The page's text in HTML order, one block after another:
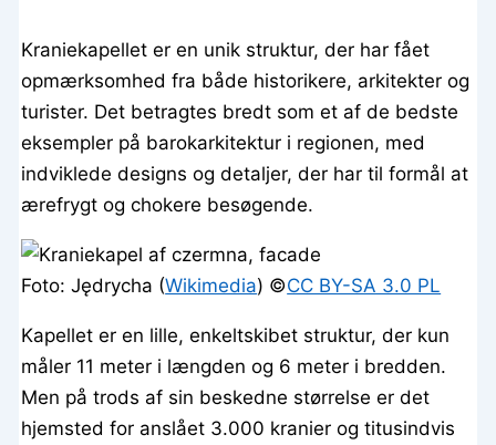
Kraniekapellet er en unik struktur, der har fået
opmærksomhed fra både historikere, arkitekter og
turister. Det betragtes bredt som et af de bedste
eksempler på barokarkitektur i regionen, med
indviklede designs og detaljer, der har til formål at
ærefrygt og chokere besøgende.
Foto: Jędrycha (Wikimedia) ©️CC BY-SA 3.0 PL
Kapellet er en lille, enkeltskibet struktur, der kun
måler 11 meter i længden og 6 meter i bredden.
Men på trods af sin beskedne størrelse er det
hjemsted for anslået 3.000 kranier og titusindvis